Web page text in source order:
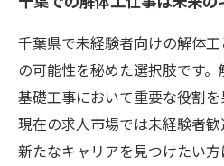
千葉県で未経験者向けの解体
の可能性を秘めた選択肢です
基礎工事において重要な役割を
現在の求人市場では未経験者歓
新たなキャリアを見つけたい